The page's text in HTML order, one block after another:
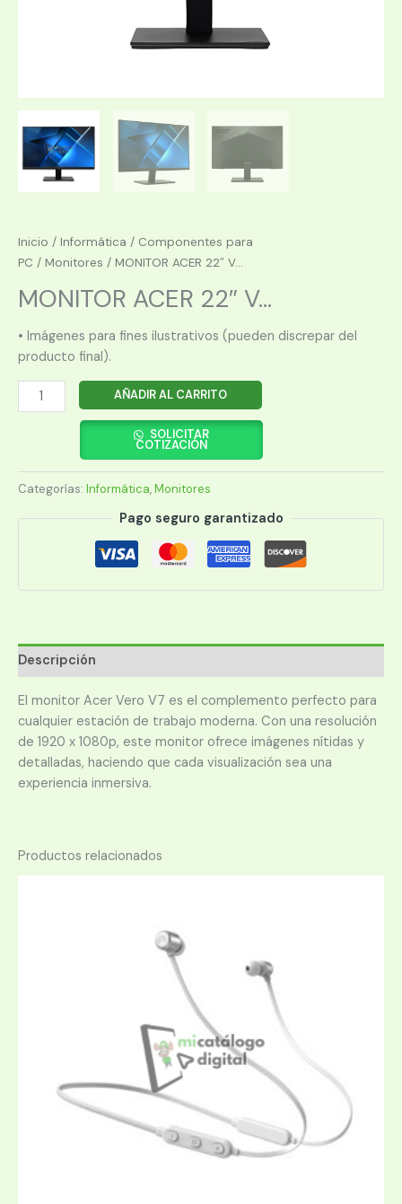
Inicio / Informática / Componentes para
PC / Monitores / MONITOR ACER 22″ V...
MONITOR ACER 22″ V...
• Imágenes para fines ilustrativos (pueden discrepar del
producto final).
MONITOR
ACER
HBI
FHD
VGA/HDMI/ENERGY
AÑADIR AL CARRITO
SOLICITAR
COTIZACIÓN
Categorías: Informática,Monitores
Pago seguro garantizado
Descripción
El monitor Acer Vero V7 es el complemento perfecto para
cualquier estación de trabajo moderna. Con una resolución
de 1920 x 1080p, este monitor ofrece imágenes nítidas y
detalladas, haciendo que cada visualización sea una
experiencia inmersiva.
Productos relacionados